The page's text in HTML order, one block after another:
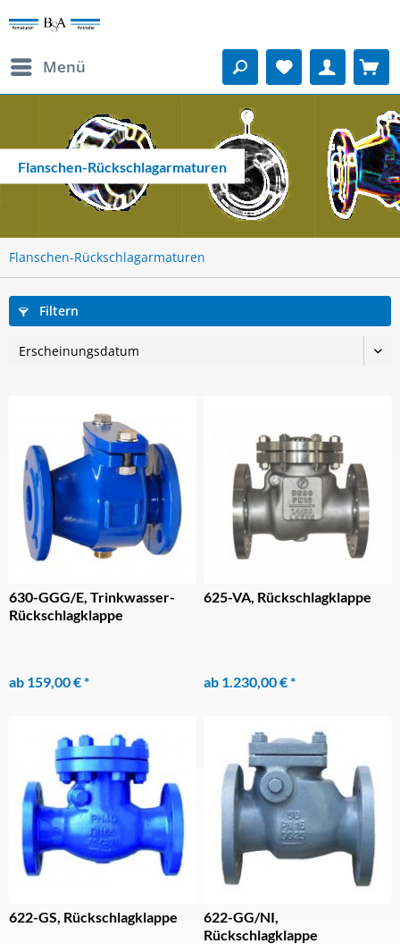
Menü
Flanschen-Rückschlagarmaturen
Flanschen-Rückschlagarmaturen
Filtern
630-GGG/E, Trinkwasser-
Rückschlagklappe
ab 159,00 € *
625-VA, Rückschlagklappe
ab 1.230,00 € *
622-GS, Rückschlagklappe
622-GG/NI,
Rückschlagklappe